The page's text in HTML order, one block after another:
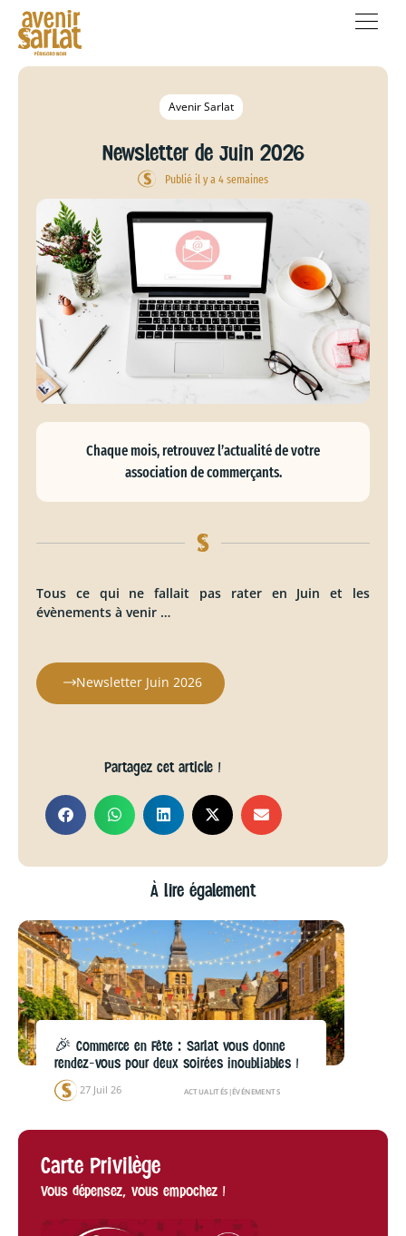
Avenir Sarlat
Newsletter de Juin 2026
Publié il y a 4 semaines
Chaque mois, retrouvez l’actualité de votre
association de commerçants.
Tous ce qui ne fallait pas rater en Juin et les
évènements à venir …
Newsletter Juin 2026
Partagez cet article !
À lire également
🎉 Commerce en Fête : Sarlat vous donne
rendez-vous pour deux soirées inoubliables !
27 Juil 26 ACTUALITÉS |ÉVÉNEMENTS
Carte Privilège
Vous dépensez, vous empochez !